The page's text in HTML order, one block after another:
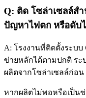
Q: ติด โซล่าเซลล์สํ
ปัญหาไฟตก หรือดับ
A: โรงงานที่ติดตั้งระบบ
ข่ายหลักได้ตามปกติ ร
ผลิตจากโซล่าเซลล์ก่อน
หากผลิตไม่พอหรือเป็น